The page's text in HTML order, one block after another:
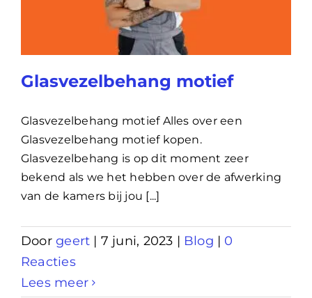
Glasvezelbehang motief
Glasvezelbehang motief Alles over een
Glasvezelbehang motief kopen.
Glasvezelbehang is op dit moment zeer
bekend als we het hebben over de afwerking
van de kamers bij jou [...]
Doorgeert | 7 juni, 2023 | Blog | 0
Reacties
Lees meer